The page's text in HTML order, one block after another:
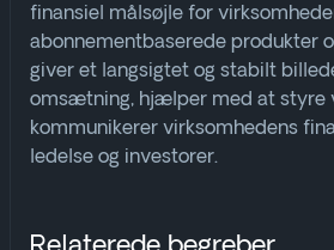
finansiel målsøjle for
abonnementbaserede produkter
giver et langsigtet og stabilt
omsætning, hjælper med at styre
kommunikerer virksomhedens
ledelse og investorer.